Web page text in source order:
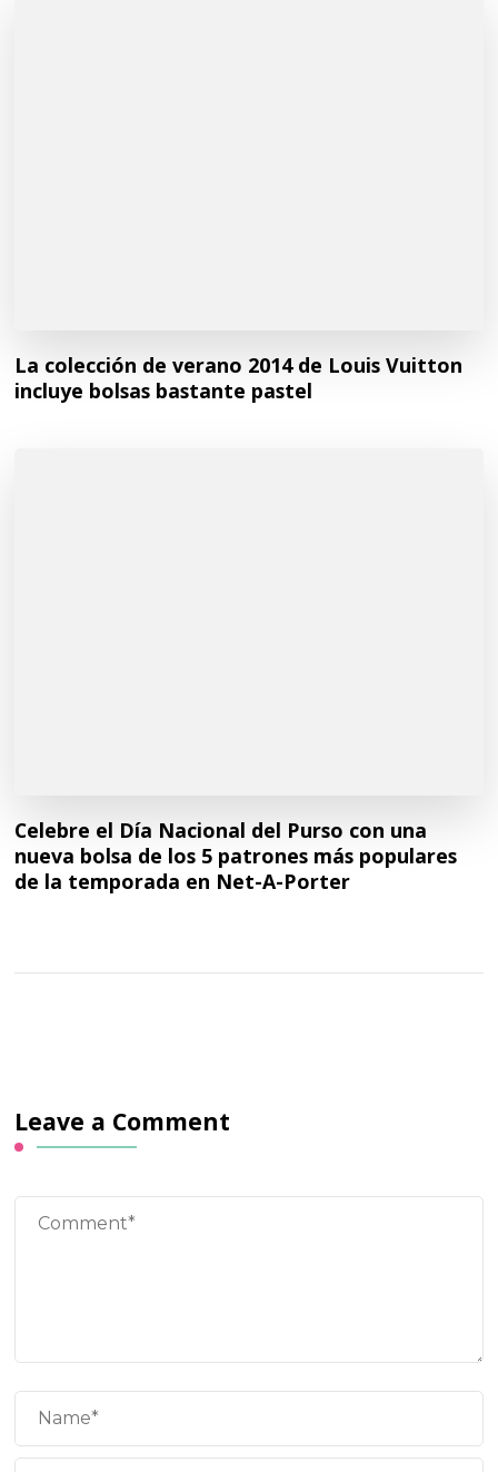
La colección de verano 2014 de Louis Vuitton
incluye bolsas bastante pastel
Celebre el Día Nacional del Purso con una
nueva bolsa de los 5 patrones más populares
de la temporada en Net-A-Porter
Leave a Comment